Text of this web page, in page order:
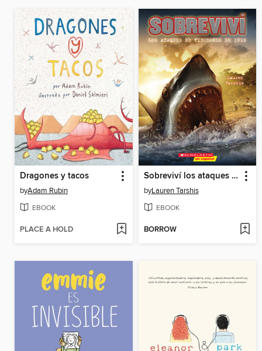
Dragones y tacos
byAdam Rubin
EBOOK
PLACE A HOLD
Sobreviví los ataques de tiburones de 1916
byLauren Tarshis
EBOOK
BORROW